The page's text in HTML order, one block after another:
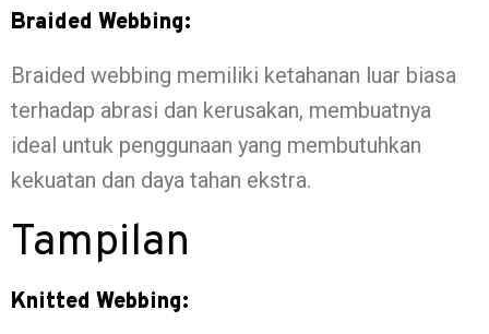
Braided Webbing:
Braided webbing memiliki ketahanan luar biasa
terhadap abrasi dan kerusakan, membuatnya
ideal untuk penggunaan yang membutuhkan
kekuatan dan daya tahan ekstra.
Tampilan
Knitted Webbing: